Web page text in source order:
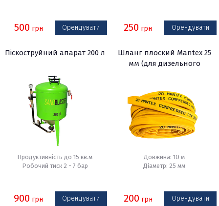
500 грн Орендувати 250 грн Орендувати
Піскоструйний апарат 200 л
Продуктивність до 15 кв.м
Робочий тиск 2 - 7 бар
900 грн Орендувати
Шланг плоский Mantex 25
мм (для дизельного
Довжина: 10 м
Діаметр: 25 мм
200 грн Орендувати